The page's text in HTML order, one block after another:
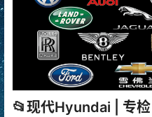
📂现代Hyundai | 专